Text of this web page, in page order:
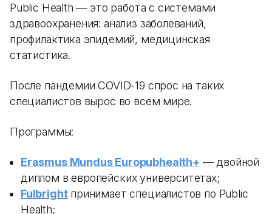
Public Health — это работа с системами
здравоохранения: анализ заболеваний,
профилактика эпидемий, медицинская
статистика.
После пандемии COVID-19 спрос на таких
специалистов вырос во всем мире.
Программы:
Erasmus Mundus Europubhealth+ — двойной
диплом в европейских университетах;
Fulbrightпринимает специалистов по Public
Health;